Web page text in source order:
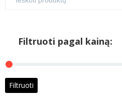
Filtruoti pagal kainą:
Filtruoti